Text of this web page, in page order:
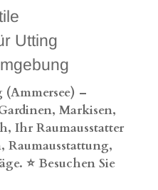
Utting
–
Markisen,
Ihr Raumausstatter
Raumausstattung,
⭐ Besuchen Sie